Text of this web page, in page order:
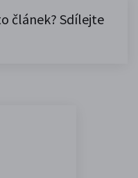
článek? Sdílejte